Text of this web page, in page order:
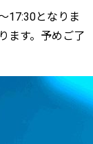
17:30となりま
ます。予めご了